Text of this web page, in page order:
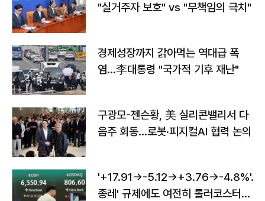
"실거주자 보호" vs "무책임의 극치"
경제성장까지 갉아먹는 역대급 폭
염…李대통령 "국가적 기후 재난"
구광모-젠슨황, 美 실리콘밸리서 다
음주 회동…로봇·피지컬AI 협력 논의
'+17.91→-5.12→+3.76→-4.8%'…'
종레' 규제에도 여전히 롤러코스터